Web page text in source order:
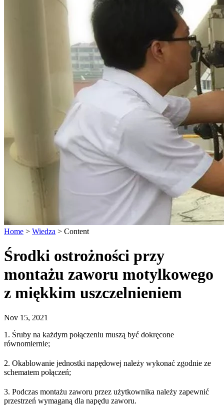
Home > Wiedza > Content
Środki ostrożności przy
montażu zaworu motylkowego
z miękkim uszczelnieniem
Nov 15, 2021
1. Śruby na każdym połączeniu muszą być dokręcone
równomiernie;
2. Okablowanie jednostki napędowej należy wykonać zgodnie ze
schematem połączeń;
3. Podczas montażu zaworu przez użytkownika należy zapewnić
przestrzeń wymaganą dla napędu zaworu.